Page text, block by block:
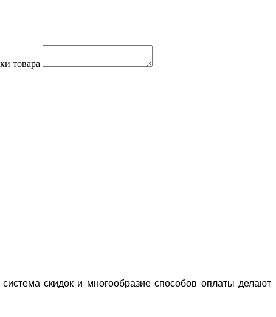
товара
скидок и многообразие способов оплаты делают